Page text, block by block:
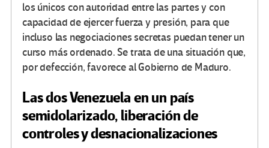
los únicos con autoridad entre las partes y con
capacidad de ejercer fuerza y presión, para que
incluso las negociaciones secretas puedan tener un
curso más ordenado. Se trata de una situación que,
por defección, favorece al Gobierno de Maduro.
Las dos Venezuela en un país
semidolarizado, liberación de
controles y desnacionalizaciones